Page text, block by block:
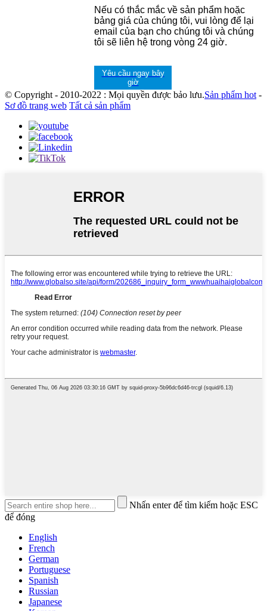
Nếu có thắc mắc về sản phẩm hoặc
bảng giá của chúng tôi, vui lòng để lại
email của bạn cho chúng tôi và chúng
tôi sẽ liên hệ trong vòng 24 giờ.
Yêu cầu ngay bây
giờ
© Copyright - 2010-2022 : Mọi quyền được bảo lưu.Sản phẩm hot-
Sơ đồ trang web Tất cả sản phẩm
Nhấn enter để tìm kiếm hoặc ESC
để đóng
English
French
German
Portuguese
Spanish
Russian
Japanese